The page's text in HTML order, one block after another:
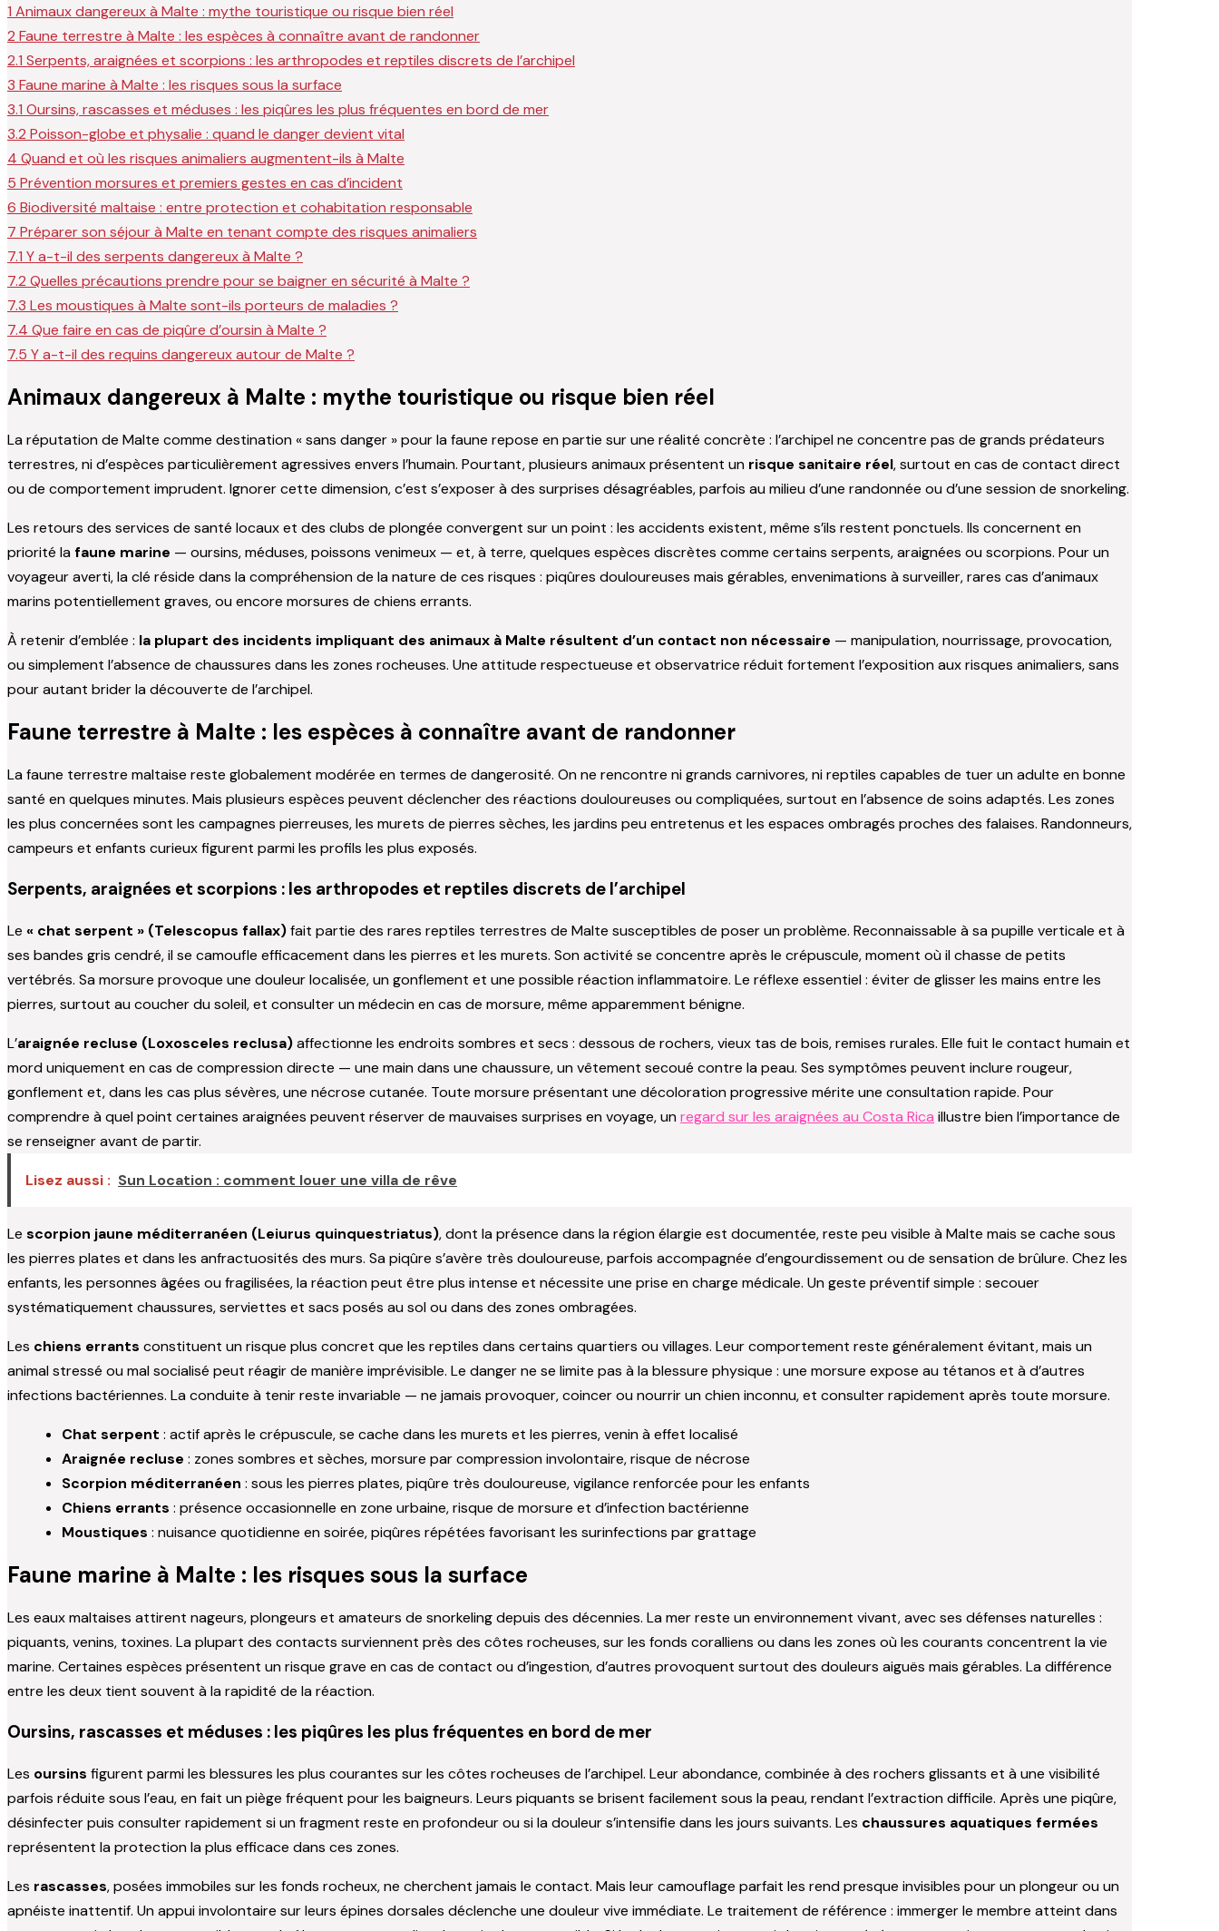
1 Animaux dangereux à Malte : mythe touristique ou risque bien réel
2 Faune terrestre à Malte : les espèces à connaître avant de randonner
2.1 Serpents, araignées et scorpions : les arthropodes et reptiles discrets de l’archipel
3 Faune marine à Malte : les risques sous la surface
3.1 Oursins, rascasses et méduses : les piqûres les plus fréquentes en bord de mer
3.2 Poisson-globe et physalie : quand le danger devient vital
4 Quand et où les risques animaliers augmentent-ils à Malte
5 Prévention morsures et premiers gestes en cas d’incident
6 Biodiversité maltaise : entre protection et cohabitation responsable
7 Préparer son séjour à Malte en tenant compte des risques animaliers
7.1 Y a-t-il des serpents dangereux à Malte ?
7.2 Quelles précautions prendre pour se baigner en sécurité à Malte ?
7.3 Les moustiques à Malte sont-ils porteurs de maladies ?
7.4 Que faire en cas de piqûre d’oursin à Malte ?
7.5 Y a-t-il des requins dangereux autour de Malte ?
Animaux dangereux à Malte : mythe touristique ou risque bien réel
La réputation de Malte comme destination « sans danger » pour la faune repose en partie sur une réalité concrète : l’archipel ne concentre pas de grands prédateurs
terrestres, ni d’espèces particulièrement agressives envers l’humain. Pourtant, plusieurs animaux présentent un risque sanitaire réel, surtout en cas de contact direct
ou de comportement imprudent. Ignorer cette dimension, c’est s’exposer à des surprises désagréables, parfois au milieu d’une randonnée ou d’une session de snorkeling.
Les retours des services de santé locaux et des clubs de plongée convergent sur un point : les accidents existent, même s’ils restent ponctuels. Ils concernent en
priorité lafaune marine — oursins, méduses, poissons venimeux — et, à terre, quelques espèces discrètes comme certains serpents, araignées ou scorpions. Pour un
voyageur averti, la clé réside dans la compréhension de la nature de ces risques : piqûres douloureuses mais gérables, envenimations à surveiller, rares cas d’animaux
marins potentiellement graves, ou encore morsures de chiens errants.
À retenir d’emblée : la plupart des incidents impliquant des animaux à Malte résultent d’un contact non nécessaire — manipulation, nourrissage, provocation,
ou simplement l’absence de chaussures dans les zones rocheuses. Une attitude respectueuse et observatrice réduit fortement l’exposition aux risques animaliers, sans
pour autant brider la découverte de l’archipel.
Faune terrestre à Malte : les espèces à connaître avant de randonner
La faune terrestre maltaise reste globalement modérée en termes de dangerosité. On ne rencontre ni grands carnivores, ni reptiles capables de tuer un adulte en bonne
santé en quelques minutes. Mais plusieurs espèces peuvent déclencher des réactions douloureuses ou compliquées, surtout en l’absence de soins adaptés. Les zones
les plus concernées sont les campagnes pierreuses, les murets de pierres sèches, les jardins peu entretenus et les espaces ombragés proches des falaises. Randonneurs,
campeurs et enfants curieux figurent parmi les profils les plus exposés.
Serpents, araignées et scorpions : les arthropodes et reptiles discrets de l’archipel
Le « chat serpent » (Telescopus fallax)fait partie des rares reptiles terrestres de Malte susceptibles de poser un problème. Reconnaissable à sa pupille verticale et à
ses bandes gris cendré, il se camoufle efficacement dans les pierres et les murets. Son activité se concentre après le crépuscule, moment où il chasse de petits
vertébrés. Sa morsure provoque une douleur localisée, un gonflement et une possible réaction inflammatoire. Le réflexe essentiel : éviter de glisser les mains entre les
pierres, surtout au coucher du soleil, et consulter un médecin en cas de morsure, même apparemment bénigne.
L’araignée recluse (Loxosceles reclusa)affectionne les endroits sombres et secs : dessous de rochers, vieux tas de bois, remises rurales. Elle fuit le contact humain et
mord uniquement en cas de compression directe — une main dans une chaussure, un vêtement secoué contre la peau. Ses symptômes peuvent inclure rougeur,
gonflement et, dans les cas plus sévères, une nécrose cutanée. Toute morsure présentant une décoloration progressive mérite une consultation rapide. Pour
comprendre à quel point certaines araignées peuvent réserver de mauvaises surprises en voyage, unregard sur les araignées au Costa Rica illustre bien l’importance de
se renseigner avant de partir.
Lisez aussi : Sun Location : comment louer une villa de rêve
Le scorpion jaune méditerranéen (Leiurus quinquestriatus), dont la présence dans la région élargie est documentée, reste peu visible à Malte mais se cache sous
les pierres plates et dans les anfractuosités des murs. Sa piqûre s’avère très douloureuse, parfois accompagnée d’engourdissement ou de sensation de brûlure. Chez les
enfants, les personnes âgées ou fragilisées, la réaction peut être plus intense et nécessite une prise en charge médicale. Un geste préventif simple : secouer
systématiquement chaussures, serviettes et sacs posés au sol ou dans des zones ombragées.
Les chiens errants constituent un risque plus concret que les reptiles dans certains quartiers ou villages. Leur comportement reste généralement évitant, mais un
animal stressé ou mal socialisé peut réagir de manière imprévisible. Le danger ne se limite pas à la blessure physique : une morsure expose au tétanos et à d’autres
infections bactériennes. La conduite à tenir reste invariable — ne jamais provoquer, coincer ou nourrir un chien inconnu, et consulter rapidement après toute morsure.
Chat serpent : actif après le crépuscule, se cache dans les murets et les pierres, venin à effet localisé
Araignée recluse : zones sombres et sèches, morsure par compression involontaire, risque de nécrose
Scorpion méditerranéen : sous les pierres plates, piqûre très douloureuse, vigilance renforcée pour les enfants
Chiens errants : présence occasionnelle en zone urbaine, risque de morsure et d’infection bactérienne
Moustiques : nuisance quotidienne en soirée, piqûres répétées favorisant les surinfections par grattage
Faune marine à Malte : les risques sous la surface
Les eaux maltaises attirent nageurs, plongeurs et amateurs de snorkeling depuis des décennies. La mer reste un environnement vivant, avec ses défenses naturelles :
piquants, venins, toxines. La plupart des contacts surviennent près des côtes rocheuses, sur les fonds coralliens ou dans les zones où les courants concentrent la vie
marine. Certaines espèces présentent un risque grave en cas de contact ou d’ingestion, d’autres provoquent surtout des douleurs aiguës mais gérables. La différence
entre les deux tient souvent à la rapidité de la réaction.
Oursins, rascasses et méduses : les piqûres les plus fréquentes en bord de mer
Les oursins figurent parmi les blessures les plus courantes sur les côtes rocheuses de l’archipel. Leur abondance, combinée à des rochers glissants et à une visibilité
parfois réduite sous l’eau, en fait un piège fréquent pour les baigneurs. Leurs piquants se brisent facilement sous la peau, rendant l’extraction difficile. Après une piqûre,
désinfecter puis consulter rapidement si un fragment reste en profondeur ou si la douleur s’intensifie dans les jours suivants. Les chaussures aquatiques fermées
représentent la protection la plus efficace dans ces zones.
Les rascasses, posées immobiles sur les fonds rocheux, ne cherchent jamais le contact. Mais leur camouflage parfait les rend presque invisibles pour un plongeur ou un
apnéiste inattentif. Un appui involontaire sur leurs épines dorsales déclenche une douleur vive immédiate. Le traitement de référence : immerger le membre atteint dans